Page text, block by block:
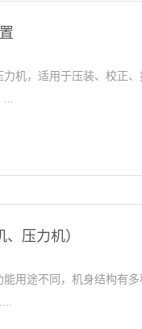
机，适用于压装、校正
压力机）
用途不同，机身结构有